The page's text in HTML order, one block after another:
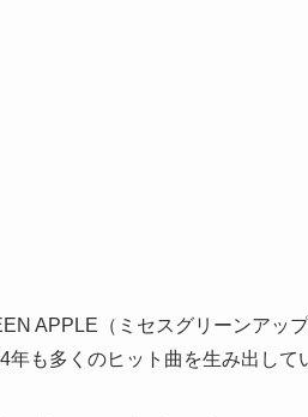
APPLE（ミセスグリーンアッ
も多くのヒット曲を生み出して